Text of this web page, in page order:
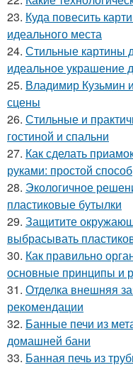
23. Куда повесить
идеального места
24. Стильные картины
идеальное украшение
25. Владимир Кузьмин
сцены
26. Стильные и
гостиной и спальни
27. Как сделать
руками: простой способ
28. Экологичное
пластиковые бутылки
29. Защитите
выбрасывать
30. Как правильно
основные принципы и
31. Отделка внешняя
рекомендации
32. Банные печи из
домашней бани
33. Банная печь из